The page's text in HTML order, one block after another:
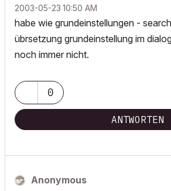
‎2003-05-23 10:50 AM
habe wie grundeinstellungen -
übrsetzung grundeinstellung im
noch immer nicht.
0
ANTWORTEN
Anonymous